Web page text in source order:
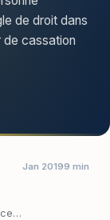
de droit dans
de cassation
Jan 20199 min